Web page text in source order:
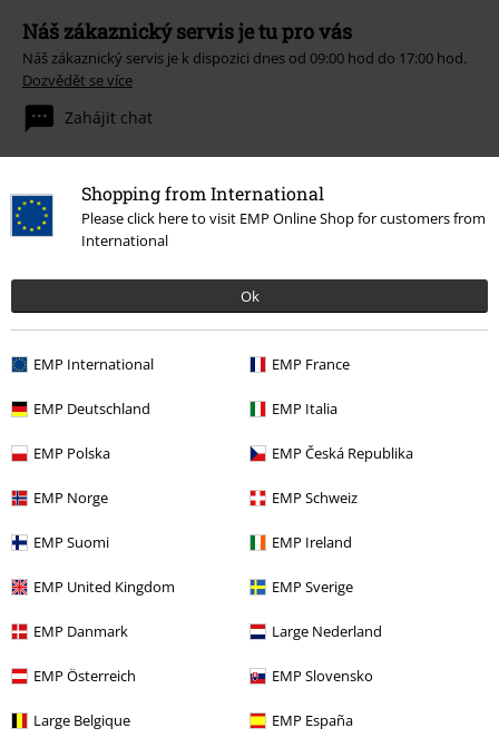
Shopping from International
Please click here to visit EMP Online Shop for customers from
International
Ok
EMP International EMP France
EMP Deutschland EMP Italia
EMP Polska EMP Česká Republika
EMP Norge EMP Schweiz
EMP Suomi EMP Ireland
EMP United Kingdom EMP Sverige
EMP Danmark Large Nederland
EMP Österreich EMP Slovensko
Large Belgique EMP España
Náš zákaznický servis je tu pro vás
Náš zákaznický servis je k dispozici dnes od 09:00 hod do 17:00 hod.
Dozvědět se více
Zahájit chat
Zákaznícky servis
Podmínky vracení zboží
Vrácení zboží
Všeobecné informace o velikostech
Zrušit členství v BSC
Způsoby platby
Nabídky pro vás
Soutěž
Objednejte si dárkový poukaz